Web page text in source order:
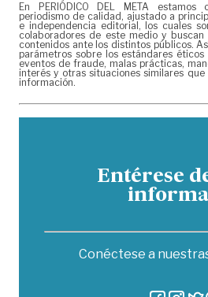
En PERIÓDICO DEL META
periodismo de calidad, ajustado a
e independencia editorial, los cuales
colaboradores de este medio y
contenidos ante los distintos públicos.
parámetros sobre los estándares
eventos de fraude, malas prácticas,
interés y otras situaciones similares
información.
Entérese
Conéctese a